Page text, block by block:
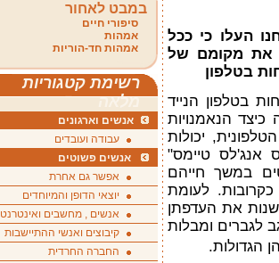
העלו כי ככל
את מקומם של
בטלפון
שיחות בטלפון הנייד
הנאמנויות
יכולות
אנג'לס טיימס"
במשך חייהם
לעומת
את העדפתן
לגברים ומבלות
הגדולות.
במבט לאחור
סיפורי חיים
אמהות
אמהות חד-הוריות
רשימת קטגוריות
מלאה
אנשים וארגונים
עבודה ועובדים
אנשים פשוטים
אפשר גם אחרת
יוצאי הדופן והמיוחדים
אנשים , מחשבים ואינטרנט
קיבוצים ואנשי ההתיישבות
החברה החרדית